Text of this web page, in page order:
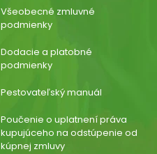
Všeobecné zmluvné
podmienky
Dodacie a platobné
podmienky
Pestovateľský manuál
Poučenie o uplatnení práva
kupujúceho na odstúpenie od
kúpnej zmluvy